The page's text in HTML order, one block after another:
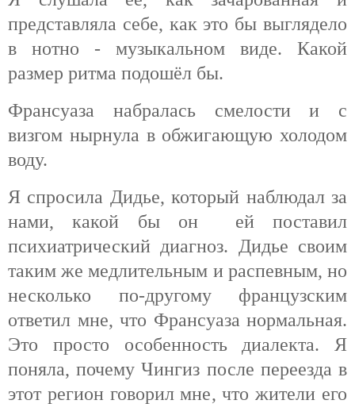
представляла себе, как это бы выглядело
в нотно - музыкальном виде. Какой
размер ритма подошёл бы.
Франсуаза набралась смелости и с
визгом нырнула в обжигающую холодом
воду.
Я спросила Дидье, который наблюдал за
нами, какой бы он ей поставил
психиатрический диагноз. Дидье своим
таким же медлительным и распевным, но
несколько по-другому французским
ответил мне, что Франсуаза нормальная.
Это просто особенность диалекта. Я
поняла, почему Чингиз после переезда в
этот регион говорил мне, что жители его